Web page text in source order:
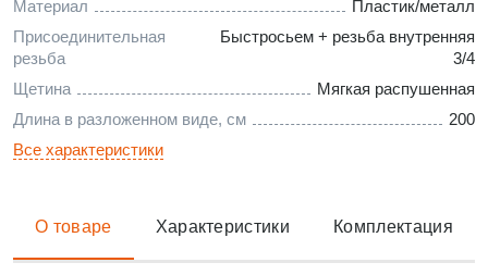
Материал
Пластик/металл
Присоединительная
резьба
Быстросьем + резьба внутренняя
3/4
Щетина
Мягкая распушенная
Длина в разложенном виде, см
200
Все характеристики
О товаре Характеристики Комплектация